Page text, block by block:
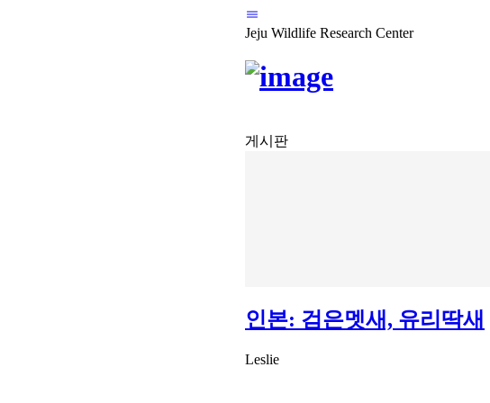
Jeju Wildlife Research Center
게시판
인본: 검은멧새, 유리딱새
Leslie